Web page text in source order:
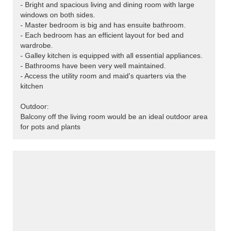
- Bright and spacious living and dining room with large
windows on both sides.
- Master bedroom is big and has ensuite bathroom.
- Each bedroom has an efficient layout for bed and
wardrobe.
- Galley kitchen is equipped with all essential appliances.
- Bathrooms have been very well maintained.
- Access the utility room and maid's quarters via the
kitchen
Outdoor:
Balcony off the living room would be an ideal outdoor area
for pots and plants